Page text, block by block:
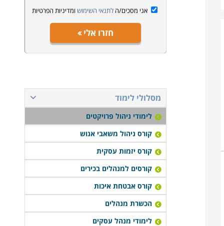
אני מסכים/הלתנאי השימוש ומדיניות הפרטיות
חזרו אלי
מסלולי לימוד
לימודי ניהול פרויקטים
קורס ניהול משאבי אנוש
קורס יזמות עסקית
קורסים למנהלים בכירים
קורס אבטחת איכות
הכשרת מנהלים
לימודי מנהל עסקים